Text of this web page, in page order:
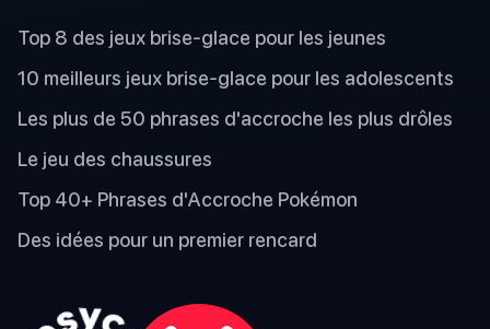
Top 8 des jeux brise-glace pour les jeunes
10 meilleurs jeux brise-glace pour les adolescents
Les plus de 50 phrases d'accroche les plus drôles
Le jeu des chaussures
Top 40+ Phrases d'Accroche Pokémon
Des idées pour un premier rencard